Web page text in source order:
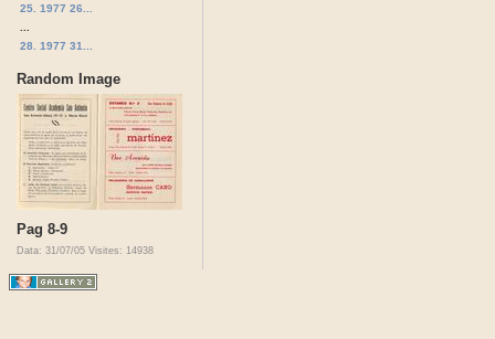
25. 1977 26...
28. 1977 31...
Random Image
Pag 8-9
Data: 31/07/05 Visites: 14938